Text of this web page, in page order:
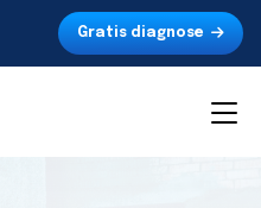
Gratis diagnose